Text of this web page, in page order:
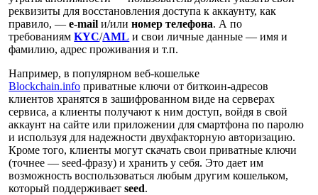
реквизиты для восстановления доступа к аккаунту, как
правило, —e-mail и/илиномер телефона. А по
требованиямKYC/AML и свои личные данные — имя и
фамилию, адрес проживания и т.п.
Например, в популярном веб-кошельке
Blockchain.info приватные ключи от биткоин-адресов
клиентов хранятся в зашифрованном виде на серверах
сервиса, а клиенты получают к ним доступ, войдя в свой
аккаунт на сайте или приложении для смартфона по паролю
и используя для надежности двухфакторную авторизацию.
Кроме того, клиенты могут скачать свои приватные ключи
(точнее — seed-фразу) и хранить у себя. Это дает им
возможность воспользоваться любым другим кошельком,
который поддерживаетseed.